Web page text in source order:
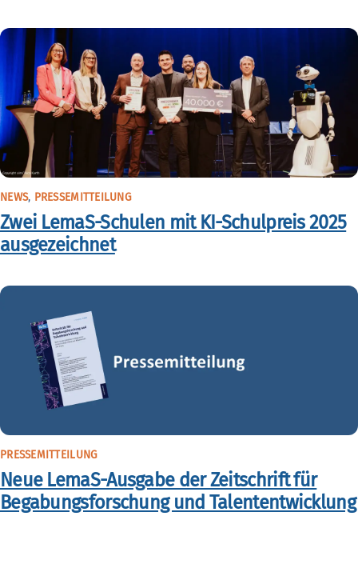
NEWS, PRESSEMITTEILUNG
Zwei LemaS-Schulen mit KI-Schulpreis 2025
ausgezeichnet
PRESSEMITTEILUNG
Neue LemaS-Ausgabe der Zeitschrift für
Begabungsforschung und Talententwicklung